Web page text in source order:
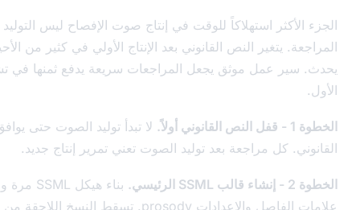
للوقت في إنتاج صوت الإفصاح ليس التوليد نفسه - إنه دورة
النص القانوني بعد الإنتاج الأولي في كثير من الأحيان أكثر مما لا
موثق يجعل المراجعات سريعة يدفع ثمنها في تشغيل الإنتاج
لا تبدأ توليد الصوت حتى يوافق عليه المستشار
بعد توليد الصوت تعني تمرير إنتاج جديد.
بناء هيكل SSML مرة واحدة مع جميع
علامات الفاصل والإعدادات prosody. تسقط النسخ اللاحقة من النص في نفس